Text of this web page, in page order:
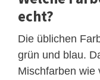
echt?
Die üblichen
grün und blau.
Mischfarben wie